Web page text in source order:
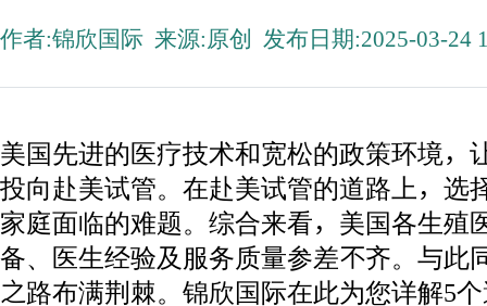
作者:锦欣国际 来源:原创 发布日期:2025-03-24
美国先进的医疗技术和宽松的政策环境，
投向赴美试管。在赴美试管的道路上，选
家庭面临的难题。综合来看，美国各生殖
备、医生经验及服务质量参差不齐。与此
之路布满荆棘。锦欣国际在此为您详解5